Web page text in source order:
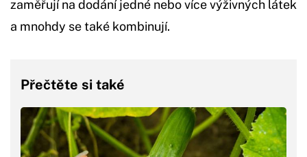
zaměřují na dodání jedné nebo více výživných látek
a mnohdy se také kombinují.
Přečtěte si také